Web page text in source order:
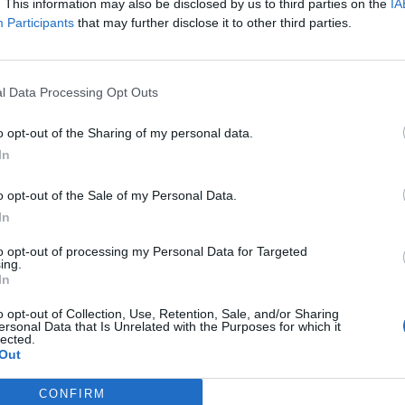
This information may also be disclosed by us to third parties on the
Participants that may further disclose it to other third parties.
Data Processing Opt Outs
opt-out of the Sharing of my personal data.
opt-out of the Sale of my Personal Data.
opt-out of processing my Personal Data for Targeted
opt-out of Collection, Use, Retention, Sale, and/or Sharing
Data that Is Unrelated with the Purposes for which it
CONFIRM
Suisse et Fontenelle, 1934 Bagnes, Suisse